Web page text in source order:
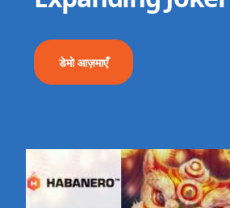
डेमो आज़माएँ